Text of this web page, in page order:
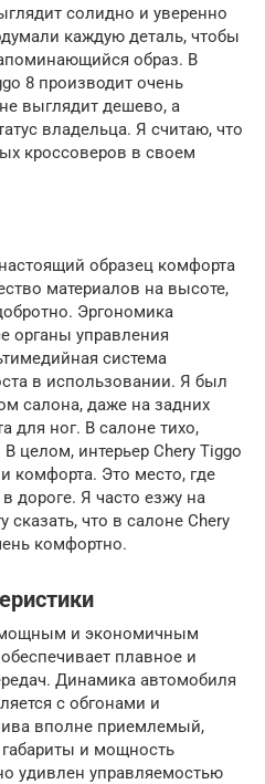
солидно и уверенно
каждую деталь, чтобы
образ. В
8 производит очень
выглядит дешево, а
владельца. Я считаю, что
кроссоверов в своем
образец комфорта
материалов на высоте,
Эргономика
органы управления
система
в использовании. Я был
салона, даже на задних
для ног. В салоне тихо,
целом, интерьер Chery Tiggo
комфорта. Это место, где
дороге. Я часто езжу на
сказать, что в салоне Chery
комфортно.
мощным и экономичным
плавное и
Динамика автомобиля
с обгонами и
вполне приемлемый,
и мощность
удивлен управляемостью